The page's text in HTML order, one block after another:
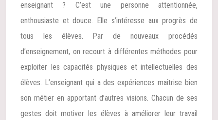
enseignant ? C’est une personne attentionnée,
enthousiaste et douce. Elle s’intéresse aux progrès de
tous les élèves. Par de nouveaux procédés
d’enseignement, on recourt à différentes méthodes pour
exploiter les capacités physiques et intellectuelles des
élèves. L’enseignant qui a des expériences maîtrise bien
son métier en apportant d’autres visions. Chacun de ses
gestes doit motiver les élèves à améliorer leur travail